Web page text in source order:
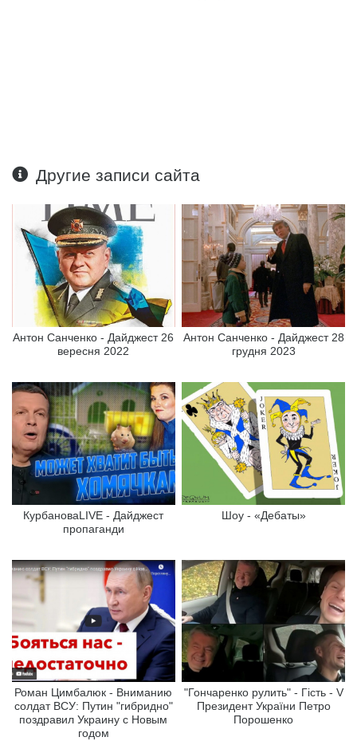
Другие записи сайта
Антон Санченко - Дайджест 26
вересня 2022
Антон Санченко - Дайджест 28
грудня 2023
КурбановаLIVE - Дайджест
пропаганди
Шоу - «Дебаты»
Роман Цимбалюк - Вниманию
солдат ВСУ: Путин "гибридно"
поздравил Украину с Новым
годом
"Гончаренко рулить" - Гість - V
Президент України Петро
Порошенко